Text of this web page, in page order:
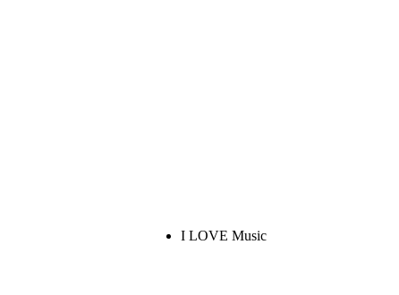
I LOVE Music